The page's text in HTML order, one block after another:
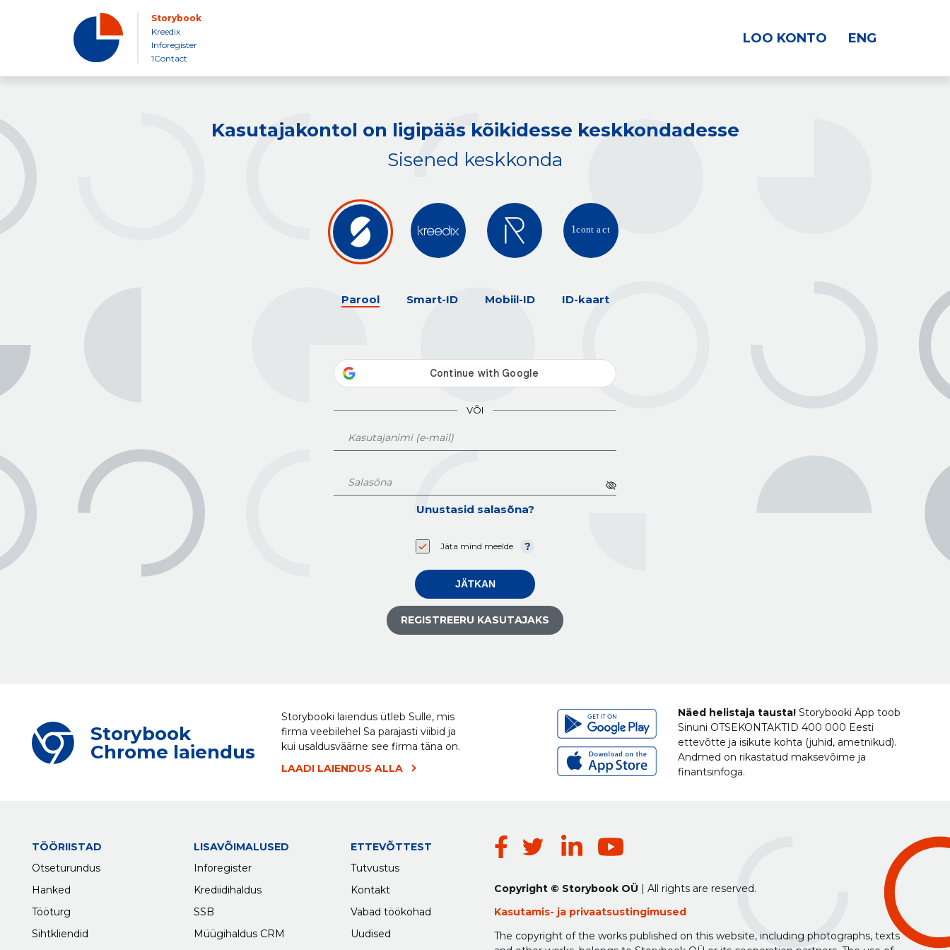
Storybook
Kreedix
Inforegister
1Contact
LOO KONTO ENG
Kasutajakontol on ligipääs kõikidesse keskkondadesse
Sisened keskkonda
Parool Smart-ID Mobiil-ID ID-kaart
VÕI
Unustasid salasõna?
Jäta mind meelde
JÄTKAN
REGISTREERU KASUTAJAKS
Storybook
Chrome laiendus
Storybooki laiendus ütleb Sulle, mis
firma veebilehel Sa parajasti viibid ja
kui usaldusväärne see firma täna on.
LAADI LAIENDUS ALLA
Näed helistaja tausta! Storybooki Äpp toob
Sinuni OTSEKONTAKTID 400 000 Eesti
ettevõtte ja isikute kohta (juhid, ametnikud).
Andmed on rikastatud maksevõime ja
finantsinfoga.
TÖÖRIISTAD
Otseturundus
Hanked
Tööturg
Sihtkliendid
LISAVÕIMALUSED
Inforegister
Krediidihaldus
SSB
Müügihaldus CRM
ETTEVÕTTEST
Tutvustus
Kontakt
Vabad töökohad
Uudised
Copyright © Storybook OÜ | All rights are reserved.
Kasutamis- ja privaatsustingimused
The copyright of the works published on this website, including photographs, texts